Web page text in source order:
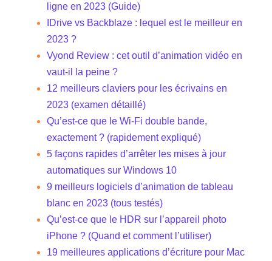
ligne en 2023 (Guide)
IDrive vs Backblaze : lequel est le meilleur en
2023 ?
Vyond Review : cet outil d’animation vidéo en
vaut-il la peine ?
12 meilleurs claviers pour les écrivains en
2023 (examen détaillé)
Qu’est-ce que le Wi-Fi double bande,
exactement ? (rapidement expliqué)
5 façons rapides d’arrêter les mises à jour
automatiques sur Windows 10
9 meilleurs logiciels d’animation de tableau
blanc en 2023 (tous testés)
Qu’est-ce que le HDR sur l’appareil photo
iPhone ? (Quand et comment l’utiliser)
19 meilleures applications d’écriture pour Mac